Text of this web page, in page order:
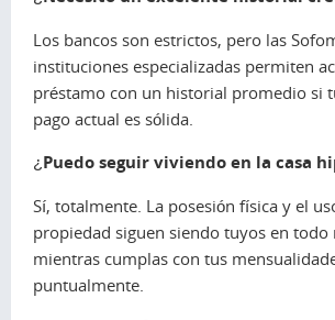
Los bancos son estrictos, pero las
instituciones especializadas permiten
préstamo con un historial promedio si
pago actual es sólida.
¿Puedo seguir viviendo en la casa
Sí, totalmente. La posesión física y el
propiedad siguen siendo tuyos en
mientras cumplas con tus
puntualmente.